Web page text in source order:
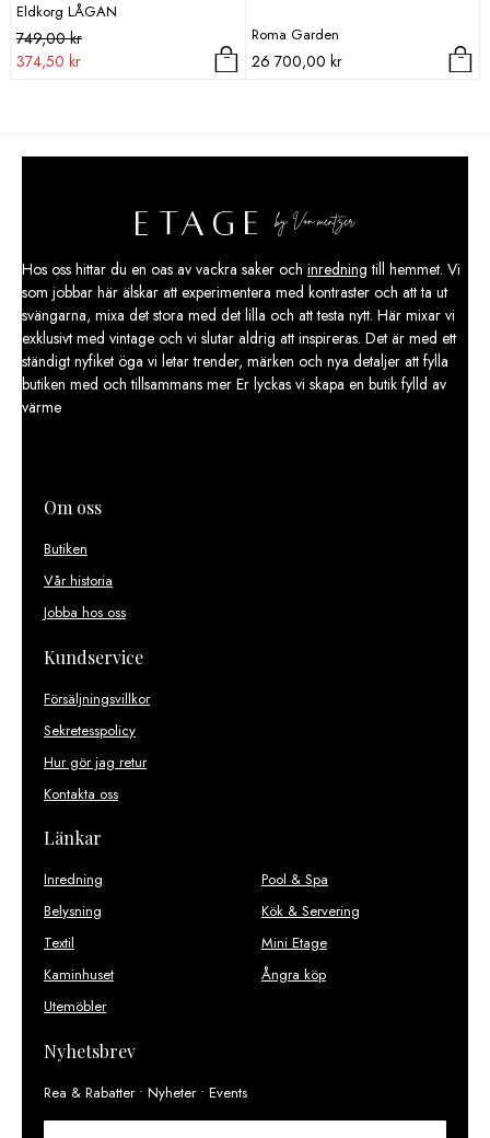
Eldkorg LÅGAN
749,00kr
Det
ursprungliga
374,50 kr
Det
nuvarande
Roma Garden
26 700,00 kr
Hos oss hittar du en oas av vackra saker och inredning till hemmet. Vi
som jobbar här älskar att experimentera med kontraster och att ta ut
svängarna, mixa det stora med det lilla och att testa nytt. Här mixar vi
exklusivt med vintage och vi slutar aldrig att inspireras. Det är med ett
ständigt nyfiket öga vi letar trender, märken och nya detaljer att fylla
butiken med och tillsammans mer Er lyckas vi skapa en butik fylld av
värme
Om oss
Butiken
Vår historia
Jobba hos oss
Kundservice
Försäljningsvillkor
Sekretesspolicy
Hur gör jag retur
Kontakta oss
Länkar
Inredning
Belysning
Textil
Kaminhuset
Utemöbler
Pool & Spa
Kök & Servering
Mini Etage
Ångra köp
Nyhetsbrev
Rea & Rabatter • Nyheter • Events